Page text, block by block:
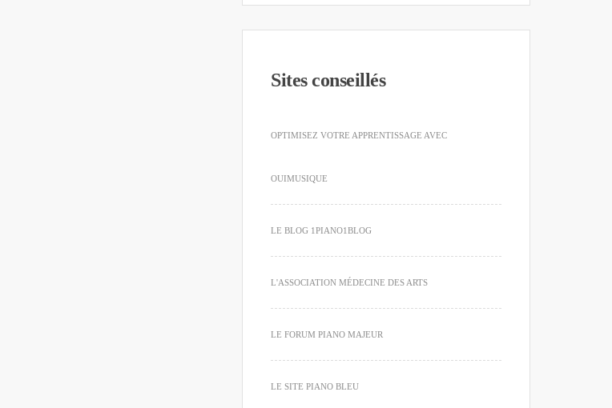
Sites conseillés
OPTIMISEZ VOTRE APPRENTISSAGE AVEC
OUIMUSIQUE
LE BLOG 1PIANO1BLOG
L'ASSOCIATION MÉDECINE DES ARTS
LE FORUM PIANO MAJEUR
LE SITE PIANO BLEU